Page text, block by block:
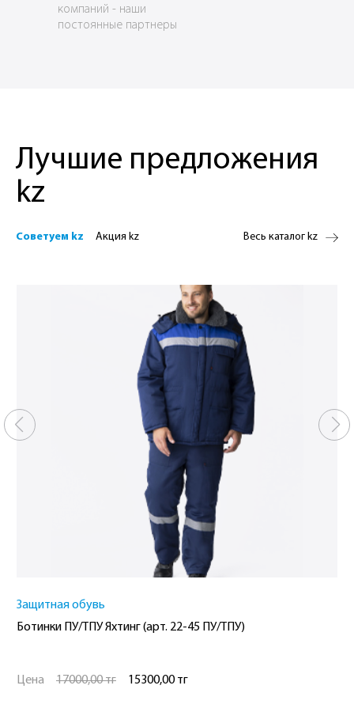
компаний - наши
постоянные партнеры
Лучшие предложения
kz
Советуем kz Акция kz Весь каталог kz
Перчатки химических воздействий
Костюм зимний Труженик-Ультра (Смесовая, 210) брюки,
Цена 23400,00 тг